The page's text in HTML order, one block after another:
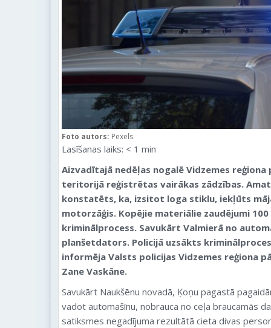
Foto autors: Pexels
Lasīšanas laiks: < 1 min
Aizvadītajā nedēļas nogalē Vidzemes
teritorijā reģistrētas vairākas zādzības.
konstatēts, ka, izsitot loga stiklu, iekļūts
motorzāģis. Kopējie materiālie zaudējumi
kriminālprocess. Savukārt Valmierā no
planšetdators. Policijā uzsākts
informēja Valsts policijas Vidzemes reģiona
Zane Vaskāne.
Savukārt Naukšēnu novadā, Ķoņu pagastā
vadot automašīnu, nobrauca no ceļa braucamās
satiksmes negadījuma rezultātā cieta divas